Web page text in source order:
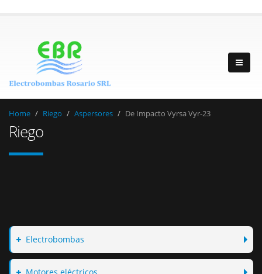
Home Riego Aspersores De Impacto Vyrsa Vyr-23
Riego
Electrobombas